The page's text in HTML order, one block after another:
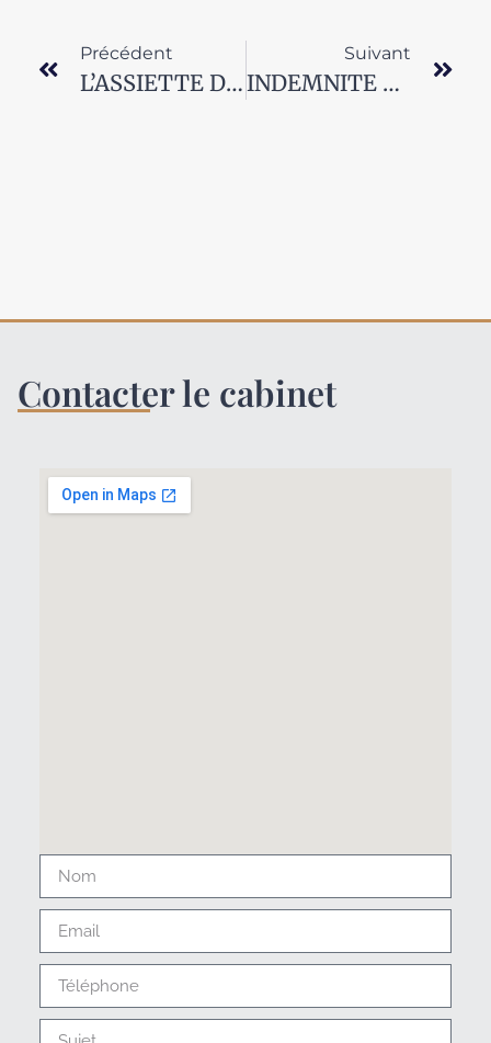
Précédent
L’ASSIETTE DE CALCUL DE L’INDEMNITE DE CESSATION DE MANDAT
Suivant
INDEMNITE DE CESSATION DE MANDAT POUR UN CDD
Contacter le cabinet